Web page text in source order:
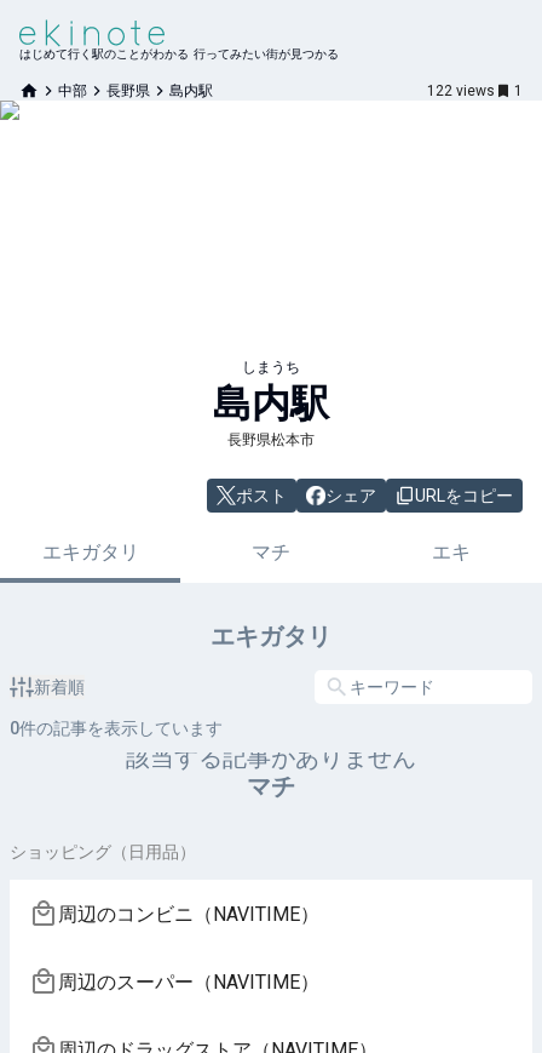
はじめて行く駅のことがわかる 行ってみたい街が見つかる
中部 長野県 島内駅 122 views 1
しまうち
島内駅
長野県松本市
ポスト シェア URLをコピー
エキガタリ マチ エキ
エキガタリ
新着順
0件の記事を表示しています
該当する記事がありません
マチ
ショッピング（日用品）
周辺のコンビニ（NAVITIME）
周辺のスーパー（NAVITIME）